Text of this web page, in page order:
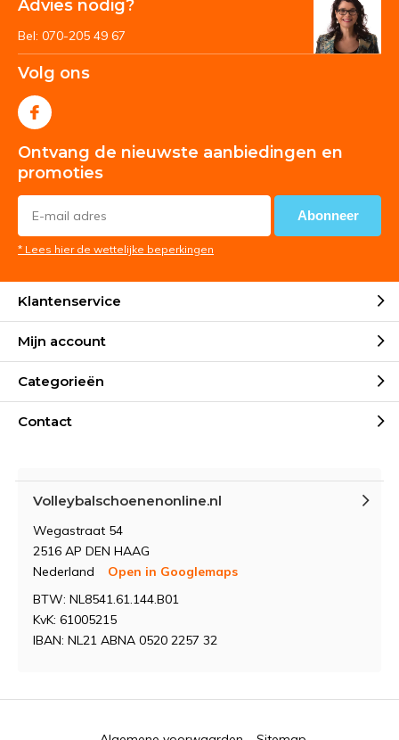
Advies nodig?
Bel: 070-205 49 67
Volg ons
Ontvang de nieuwste aanbiedingen en
promoties
Abonneer
* Lees hier de wettelijke beperkingen
Klantenservice
Mijn account
Categorieën
Contact
Volleybalschoenenonline.nl
Wegastraat 54
2516 AP DEN HAAG
Nederland
Open in Googlemaps
BTW: NL8541.61.144.B01
KvK: 61005215
IBAN: NL21 ABNA 0520 2257 32